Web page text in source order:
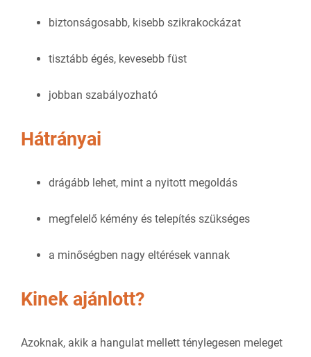
biztonságosabb, kisebb szikrakockázat
tisztább égés, kevesebb füst
jobban szabályozható
Hátrányai
drágább lehet, mint a nyitott megoldás
megfelelő kémény és telepítés szükséges
a minőségben nagy eltérések vannak
Kinek ajánlott?
Azoknak, akik a hangulat mellett ténylegesen meleget